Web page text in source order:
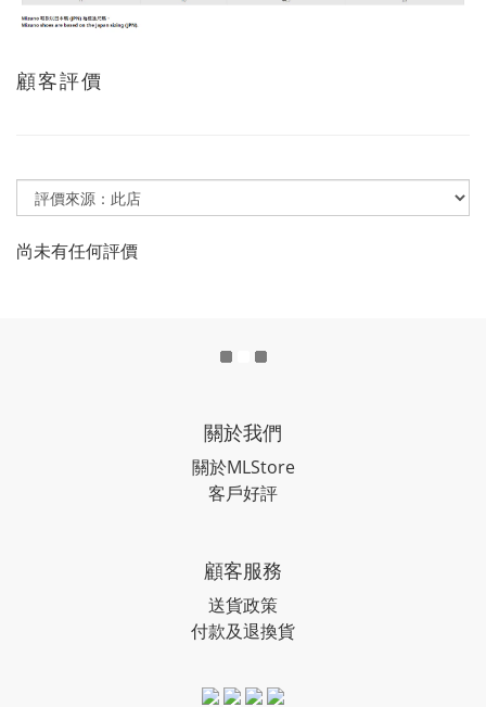
顧客評價
尚未有任何評價
關於我們
關於MLStore
客戶好評
顧客服務
送貨政策
付款及退換貨